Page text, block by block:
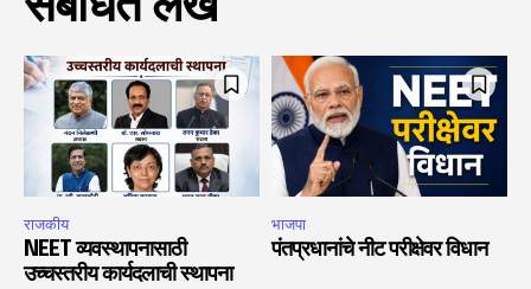
राजकीय
NEET व्यवस्थापनासाठी
उच्चस्तरीय कार्यदलाची स्थापना
भाजपा
पंतप्रधानांचे नीट परीक्षेवर विधान